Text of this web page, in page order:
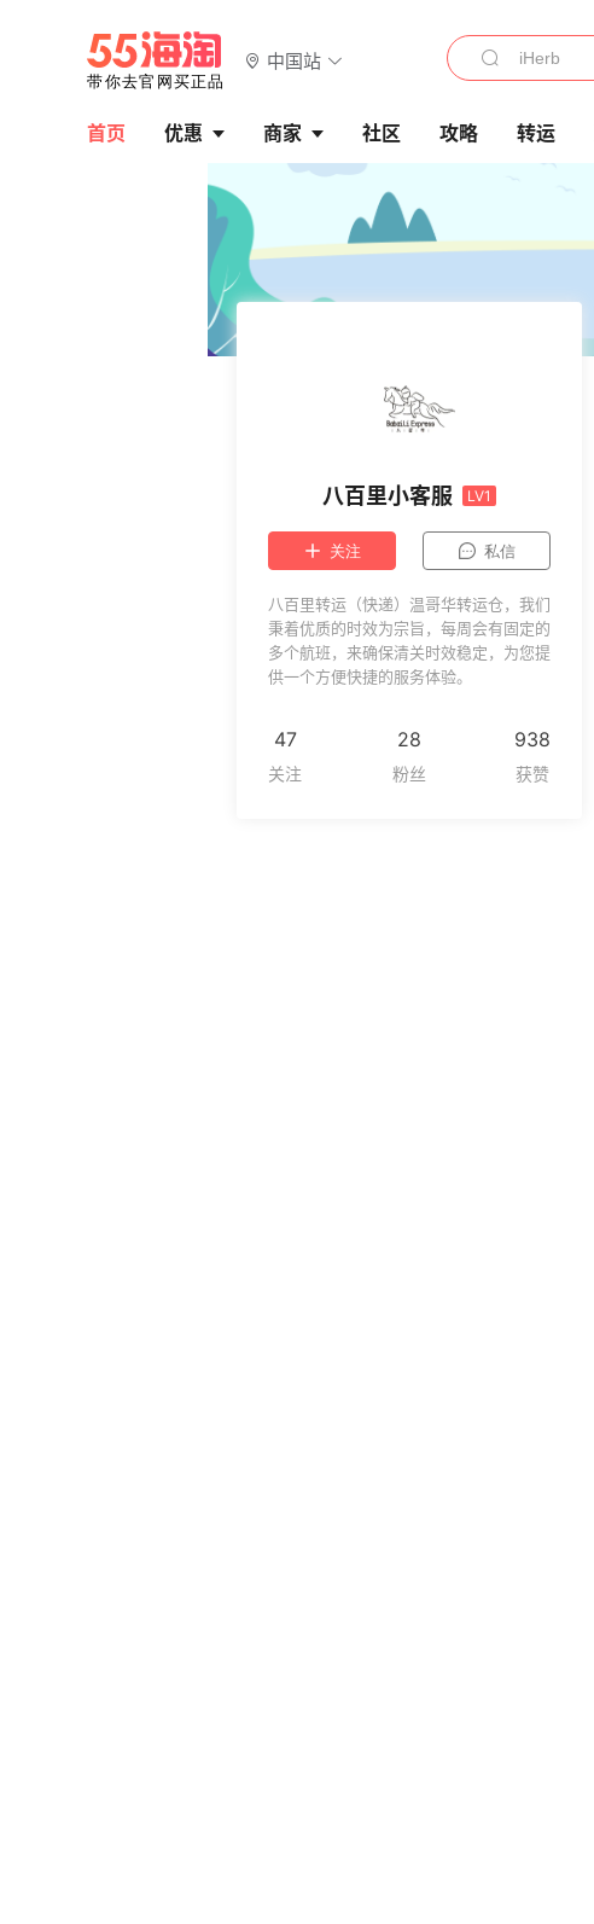
中国站
首页 优惠 商家 社区 攻略 转运
八百里小客服 LV1
关注 私信
八百里转运（快递）温哥华转运仓，我们
秉着优质的时效为宗旨，每周会有固定的
多个航班，来确保清关时效稳定，为您提
供一个方便快捷的服务体验。
47 28 938